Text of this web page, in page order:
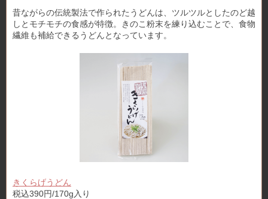
昔ながらの伝統製法で作られたうどんは、ツルツルとしたのど越
しとモチモチの食感が特徴。きのこ粉末を練り込むことで、食物
繊維も補給できるうどんとなっています。
きくらげうどん
税込390円/170g入り